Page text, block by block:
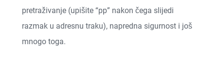
pretraživanje (upišite “pp” nakon čega slijedi
razmak u adresnu traku), napredna sigurnost i još
mnogo toga.